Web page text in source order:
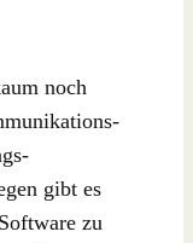
noch
gibt es
zu